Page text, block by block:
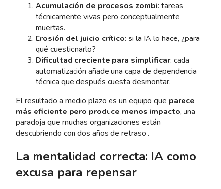
Acumulación de procesos zombi: tareas
técnicamente vivas pero conceptualmente
muertas.
Erosión del juicio crítico: si la IA lo hace, ¿para
qué cuestionarlo?
Dificultad creciente para simplificar: cada
automatización añade una capa de dependencia
técnica que después cuesta desmontar.
El resultado a medio plazo es un equipo que parece
más eficiente pero produce menos impacto, una
paradoja que muchas organizaciones están
descubriendo con dos años de retraso .
La mentalidad correcta: IA como
excusa para repensar